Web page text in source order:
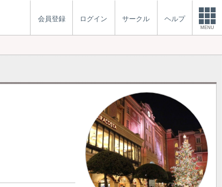
会員登録 ログイン サークル ヘルプ
MENU